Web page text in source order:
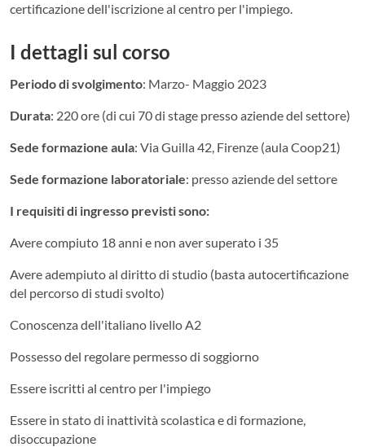
certificazione dell'iscrizione al centro per l'impiego.
I dettagli sul corso
Periodo di svolgimento: Marzo- Maggio 2023
Durata: 220 ore (di cui 70 di stage presso aziende del settore)
Sede formazione aula: Via Guilla 42, Firenze (aula Coop21)
Sede formazione laboratoriale: presso aziende del settore
I requisiti di ingresso previsti sono:
Avere compiuto 18 anni e non aver superato i 35
Avere adempiuto al diritto di studio (basta autocertificazione
del percorso di studi svolto)
Conoscenza dell'italiano livello A2
Possesso del regolare permesso di soggiorno
Essere iscritti al centro per l'impiego
Essere in stato di inattività scolastica e di formazione,
disoccupazione